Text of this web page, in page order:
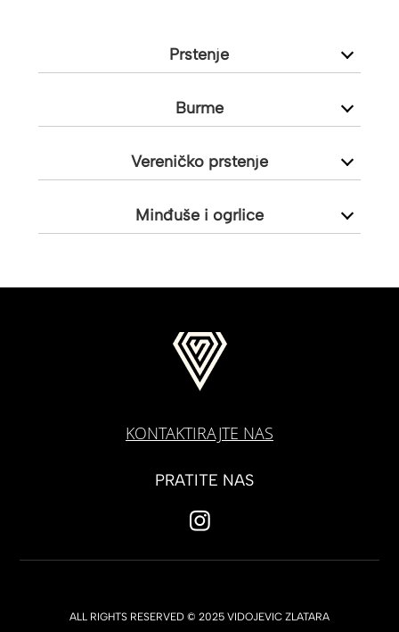
Prstenje
Burme
Vereničko prstenje
Minđuše i ogrlice
KONTAKTIRAJTE NAS
PRATITE NAS
ALL RIGHTS RESERVED © 2025 VIDOJEVIC ZLATARA